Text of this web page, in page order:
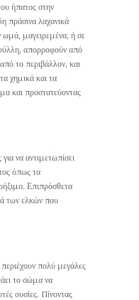
ήπατος στην
πράσινα λαχανικά
μαγειρεμένα, ή σε
απορροφούν από
το περιβάλλον, και
χημικά και τα
και προστατεύοντας
να αντιμετωπίσει
όπως τα
Επιπρόσθετα
των ελκών που
πολύ μεγάλες
το σώμα να
ουσίες. Πίνοντας